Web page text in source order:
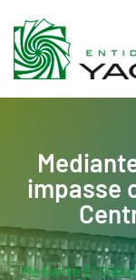
impasse
Mediante El